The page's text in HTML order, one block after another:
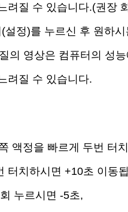
수 있습니다.(권장 화
정)를 누르신 후 원하
상은 컴퓨터의 성능
질 수 있습니다.
액정을 빠르게 두번 터
하시면 +10초 이동됩
누르시면 -5초,